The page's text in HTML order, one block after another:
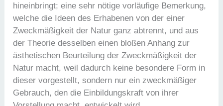
hineinbringt; eine sehr nötige vorläufige Bemerkung,
welche die Ideen des Erhabenen von der einer
Zweckmäßigkeit der Natur ganz abtrennt, und aus
der Theorie desselben einen bloßen Anhang zur
ästhetischen Beurteilung der Zweckmäßigkeit der
Natur macht, weil dadurch keine besondere Form in
dieser vorgestellt, sondern nur ein zweckmäßiger
Gebrauch, den die Einbildungskraft von ihrer